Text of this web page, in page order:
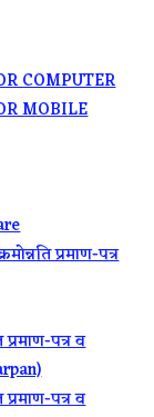
COMPUTER
MOBILE
प्रमाण-पत्र
पत्र व
पत्र व